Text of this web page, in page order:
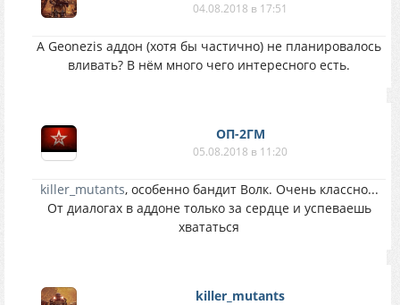
04.08.2018 в 17:51
А Geonezis аддон (хотя бы частично) не планировалось
вливать? В нём много чего интересного есть.
ОП-2ГМ
05.08.2018 в 11:20
killer_mutants, особенно бандит Волк. Очень классно...
От диалогах в аддоне только за сердце и успеваешь
хвататься
killer_mutants